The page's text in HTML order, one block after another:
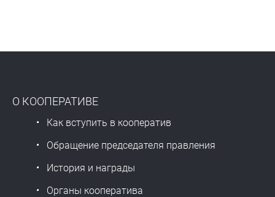
О КООПЕРАТИВЕ
Как вступить в кооператив
Обращение председателя правления
История и награды
Органы кооператива